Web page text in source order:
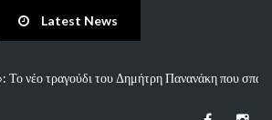
Latest News
νέο τραγούδι του Δημήτρη Πανανάκη που σπάει